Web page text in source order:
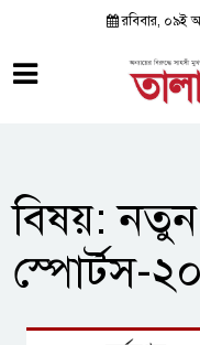
রবিবার, ০৯ই
বিষয়:
স্পোর্টস-